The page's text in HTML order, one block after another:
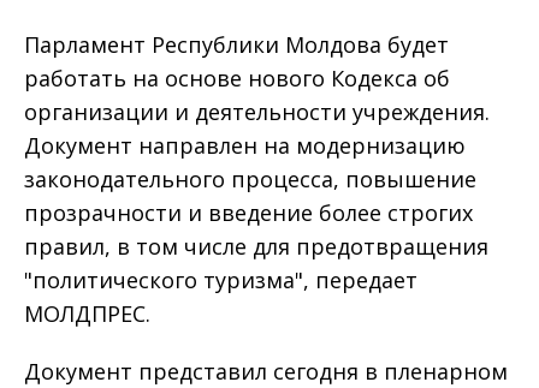
Парламент Республики Молдова будет
работать на основе нового Кодекса об
организации и деятельности учреждения.
Документ направлен на модернизацию
законодательного процесса, повышение
прозрачности и введение более строгих
правил, в том числе для предотвращения
"политического туризма", передает
МОЛДПРЕС.
Документ представил сегодня в пленарном